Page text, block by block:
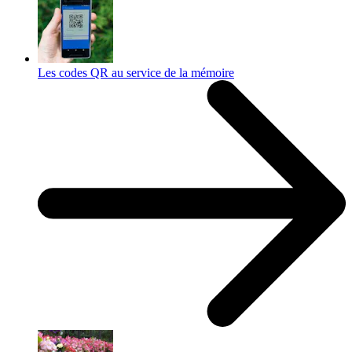
Les codes QR au service de la mémoire